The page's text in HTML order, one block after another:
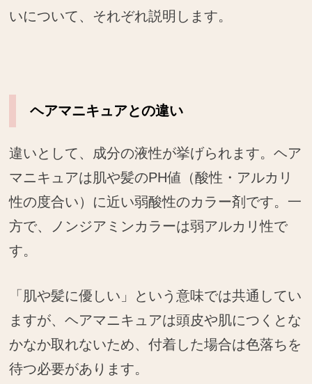
いについて、それぞれ説明します。
ヘアマニキュアとの違い
違いとして、成分の液性が挙げられます。ヘア
マニキュアは肌や髪のPH値（酸性・アルカリ
性の度合い）に近い弱酸性のカラー剤です。一
方で、ノンジアミンカラーは弱アルカリ性で
す。
「肌や髪に優しい」という意味では共通してい
ますが、ヘアマニキュアは頭皮や肌につくとな
かなか取れないため、付着した場合は色落ちを
待つ必要があります。